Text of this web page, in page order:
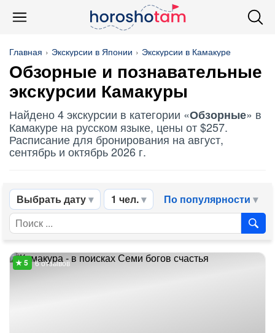
Главная Экскурсии в Японии Экскурсии в Камакуре
Обзорные и познавательные
экскурсии Камакуры
Найдено 4 экскурсии в категории «Обзорные» в
Камакуре на русском языке, цены от $257.
Расписание для бронирования на август,
сентябрь и октябрь 2026 г.
Выбрать дату 1 чел. По популярности
6 отзывов